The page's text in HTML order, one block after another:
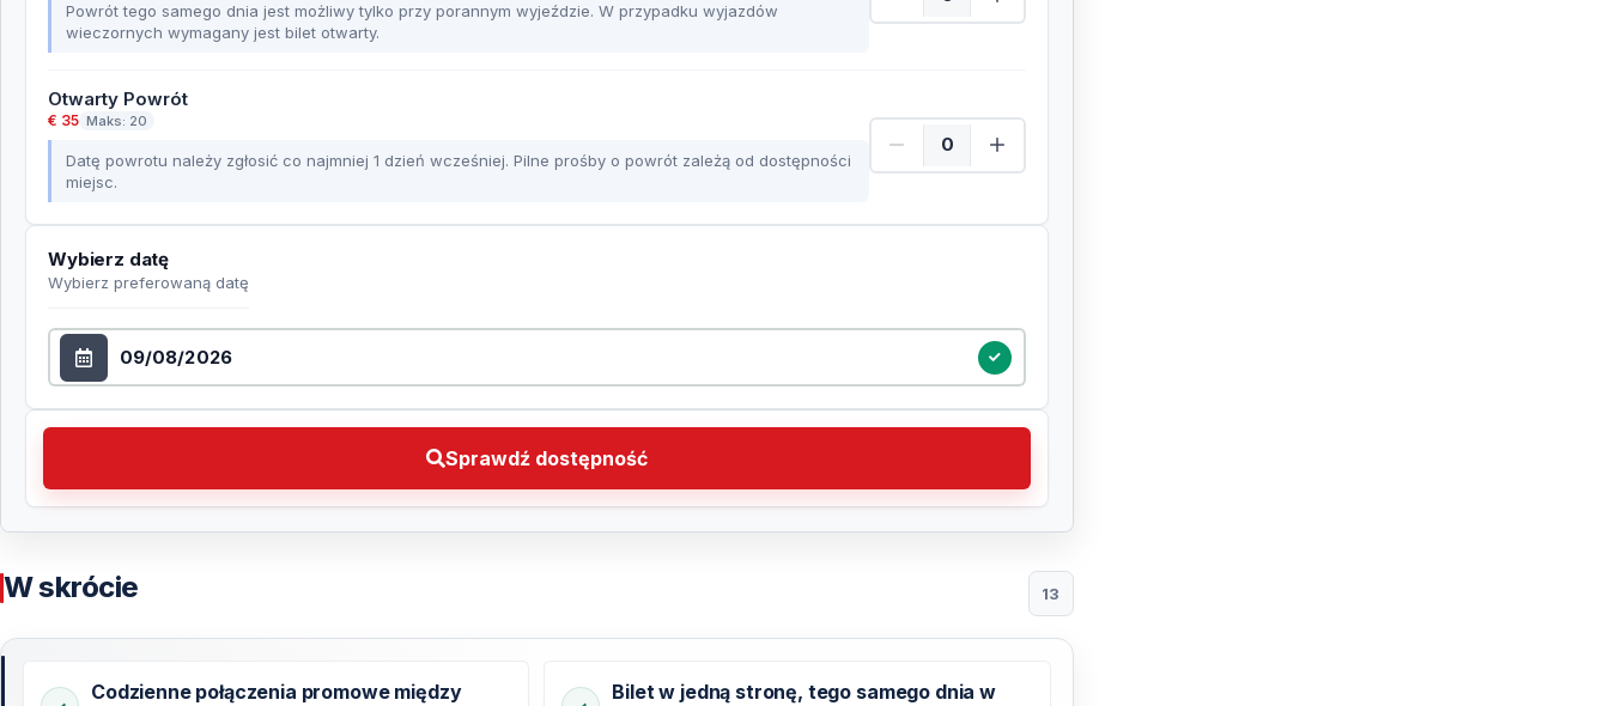
Powrót tego samego dnia jest możliwy tylko przy porannym wyjeździe. W przypadku wyjazdów
wieczornych wymagany jest bilet otwarty.
Otwarty Powrót
€ 35 Maks: 20
Datę powrotu należy zgłosić co najmniej 1 dzień wcześniej. Pilne prośby o powrót zależą od dostępności
miejsc.
Wybierz datę
Wybierz preferowaną datę
Wybierz datę
Sprawdź dostępność
Sprawdź dostępność Wybierz preferowaną datę
W skrócie 13
Codzienne połączenia promowe między
Bilet w jedną stronę, tego samego dnia w